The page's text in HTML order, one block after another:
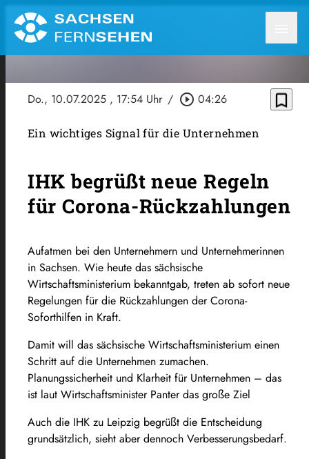
Do., 10.07.2025 , 17:54 Uhr / play_circle_outline 04:26 bookmark_border
Ein wichtiges Signal für die Unternehmen
IHK begrüßt neue Regeln
für Corona-Rückzahlungen
Aufatmen bei den Unternehmern und Unternehmerinnen
in Sachsen. Wie heute das sächsische
Wirtschaftsministerium bekanntgab, treten ab sofort neue
Regelungen für die Rückzahlungen der Corona-
Soforthilfen in Kraft.
Damit will das sächsische Wirtschaftsministerium einen
Schritt auf die Unternehmen zumachen.
Planungssicherheit und Klarheit für Unternehmen – das
ist laut Wirtschaftsminister Panter das große Ziel
Auch die IHK zu Leipzig begrüßt die Entscheidung
grundsätzlich, sieht aber dennoch Verbesserungsbedarf.